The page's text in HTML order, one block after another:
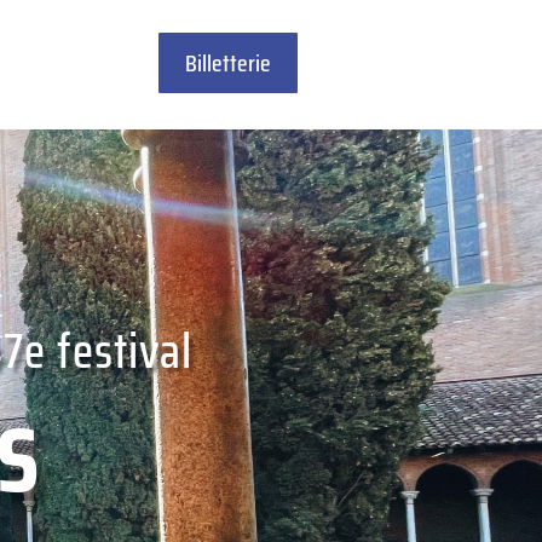
Billetterie
festival